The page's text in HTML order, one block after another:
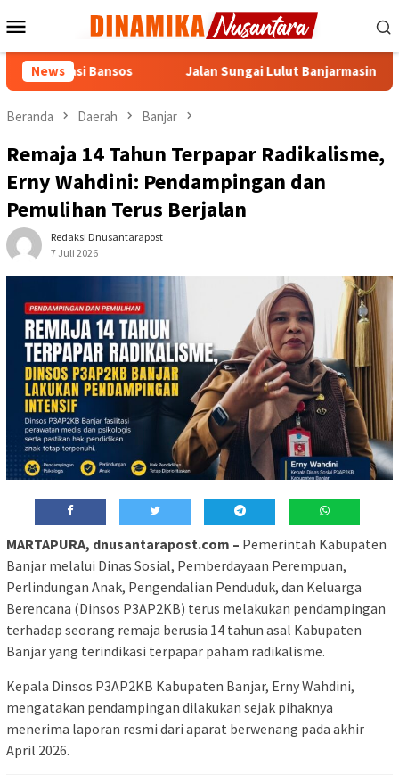
ke
Mobile
News
Bansos Jalan Sungai Lulut Banjarmasin Dibuka, Truk
Beranda Daerah Banjar
Remaja 14 Tahun Terpapar Radikalisme,
Erny Wahdini: Pendampingan dan
Pemulihan Terus Berjalan
Redaksi Dnusantarapost
7 Juli 2026
MARTAPURA, dnusantarapost.com – Pemerintah Kabupaten
Banjar melalui Dinas Sosial, Pemberdayaan Perempuan,
Perlindungan Anak, Pengendalian Penduduk, dan Keluarga
Berencana (Dinsos P3AP2KB) terus melakukan pendampingan
terhadap seorang remaja berusia 14 tahun asal Kabupaten
Banjar yang terindikasi terpapar paham radikalisme.
Kepala Dinsos P3AP2KB Kabupaten Banjar, Erny Wahdini,
mengatakan pendampingan dilakukan sejak pihaknya
menerima laporan resmi dari aparat berwenang pada akhir
April 2026.